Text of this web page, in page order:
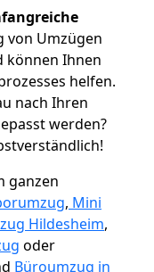
von Umzügen
können Ihnen
helfen.
nach Ihren
werden?
ganzen
, Mini
Hildesheim,
oder
Büroumzug in